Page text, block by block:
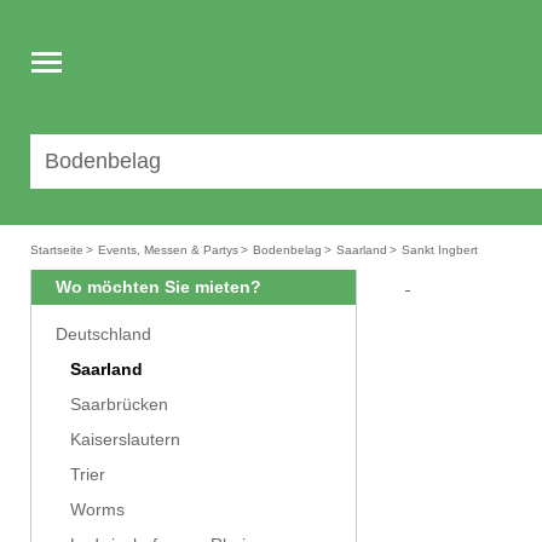
Toggle
navigation
Startseite > Events, Messen & Partys> Bodenbelag > Saarland > Sankt Ingbert
Wo möchten Sie mieten?
Deutschland
Saarland
Saarbrücken
Kaiserslautern
Trier
Worms